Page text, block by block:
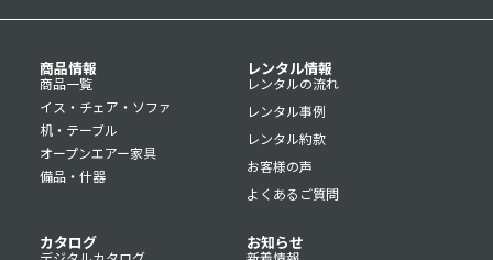
商品情報
商品一覧
イス・チェア・ソファ
机・テーブル
オープンエアー家具
備品・什器
レンタル情報
レンタルの流れ
レンタル事例
レンタル約款
お客様の声
よくあるご質問
カタログ お知らせ